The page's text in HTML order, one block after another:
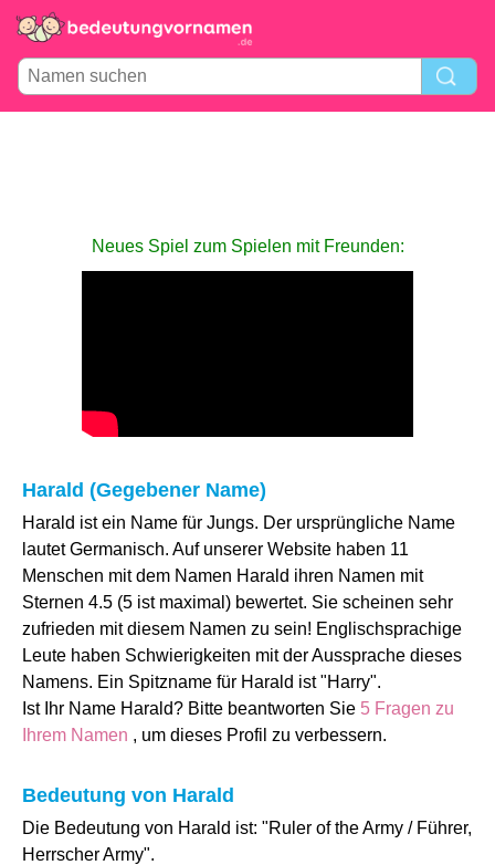
Neues Spiel zum Spielen mit Freunden:
Harald (Gegebener Name)
Harald ist ein Name für Jungs. Der ursprüngliche Name
lautet Germanisch. Auf unserer Website haben 11
Menschen mit dem Namen Harald ihren Namen mit
Sternen 4.5 (5 ist maximal) bewertet. Sie scheinen sehr
zufrieden mit diesem Namen zu sein! Englischsprachige
Leute haben Schwierigkeiten mit der Aussprache dieses
Namens. Ein Spitzname für Harald ist "Harry".
Ist Ihr Name Harald? Bitte beantworten Sie 5 Fragen zu
Ihrem Namen , um dieses Profil zu verbessern.
Bedeutung von Harald
Die Bedeutung von Harald ist: "Ruler of the Army / Führer,
Herrscher Army".